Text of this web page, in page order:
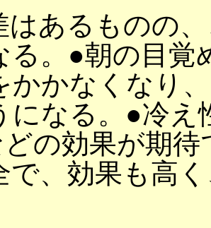
あるものの
る。●朝の目覚
かかなくなり
になる。●冷え
どの効果が期
で、効果も高